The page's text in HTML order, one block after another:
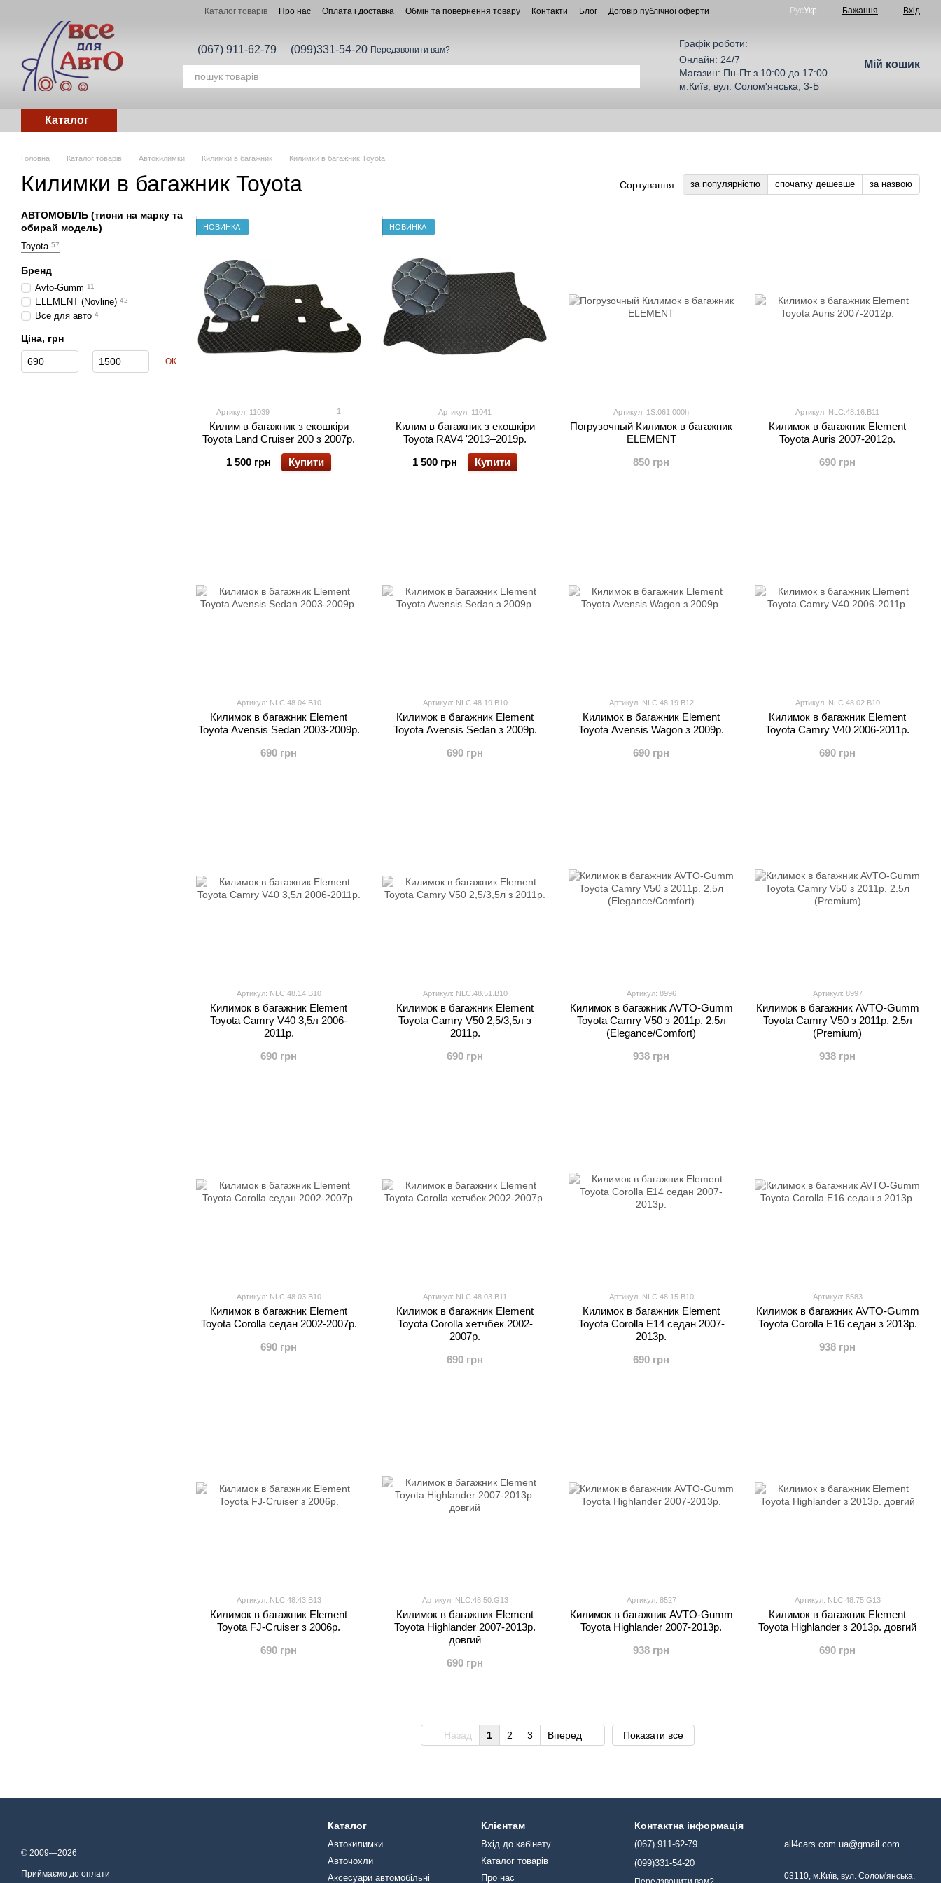
Каталог товарів Про нас Оплата і доставка Обмін та повернення товару Контакти Блог Договір публічної оферти РусУкр Бажання Вхід
(067) 911-62-79 (099)331-54-20 Передзвонити вам?
Графік роботи:
Онлайн: 24/7
Магазин: Пн-Пт з 10:00 до 17:00
м.Київ, вул. Солом'янська, 3-Б
Мій кошик
Каталог
Головна Каталог товарів Автокилимки Килимки в багажник Килимки в багажник Toyota
Килимки в багажник Toyota Сортування: за популярністю спочатку дешевше за назвою
НОВИНКА
Артикул: 11039 1
Килим в багажник з екошкіри
Toyota Land Cruiser 200 з 2007р.
1 500 грн
Купити
НОВИНКА
Артикул: 11041
Килим в багажник з екошкіри
Toyota RAV4 '2013–2019р.
1 500 грн
Купити
Артикул: 1S.061.000h
Погрузочный Килимок в багажник
ELEMENT
850 грн
Артикул: NLC.48.16.B11
Килимок в багажник Element
Toyota Auris 2007-2012р.
690 грн
Артикул: NLC.48.04.B10
Килимок в багажник Element
Toyota Avensis Sedan 2003-2009р.
690 грн
Артикул: NLC.48.19.B10
Килимок в багажник Element
Toyota Avensis Sedan з 2009р.
690 грн
Артикул: NLC.48.19.B12
Килимок в багажник Element
Toyota Avensis Wagon з 2009р.
690 грн
Артикул: NLC.48.02.B10
Килимок в багажник Element
Toyota Camry V40 2006-2011р.
690 грн
Артикул: NLC.48.14.B10
Килимок в багажник Element
Toyota Camry V40 3,5л 2006-
2011р.
690 грн
Артикул: NLC.48.51.B10
Килимок в багажник Element
Toyota Camry V50 2,5/3,5л з
2011р.
690 грн
Артикул: 8996
Килимок в багажник AVTO-Gumm
Toyota Camry V50 з 2011р. 2.5л
(Еlegance/Сomfort)
938 грн
Артикул: 8997
Килимок в багажник AVTO-Gumm
Toyota Camry V50 з 2011р. 2.5л
(Premium)
938 грн
Артикул: NLC.48.03.B10
Килимок в багажник Element
Toyota Corolla седан 2002-2007р.
690 грн
Артикул: NLC.48.03.B11
Килимок в багажник Element
Toyota Corolla хетчбек 2002-
2007р.
690 грн
Артикул: NLC.48.15.B10
Килимок в багажник Element
Toyota Corolla E14 седан 2007-
2013р.
690 грн
Артикул: 8583
Килимок в багажник AVTO-Gumm
Toyota Corolla E16 седан з 2013р.
938 грн
Артикул: NLC.48.43.B13
Килимок в багажник Element
Toyota FJ-Cruiser з 2006р.
690 грн
Артикул: NLC.48.50.G13
Килимок в багажник Element
Toyota Highlander 2007-2013р.
довгий
690 грн
Артикул: 8527
Килимок в багажник AVTO-Gumm
Toyota Highlander 2007-2013р.
938 грн
Артикул: NLC.48.75.G13
Килимок в багажник Element
Toyota Highlander з 2013р. довгий
690 грн
Назад 1 2 3 Вперед Показати все
АВТОМОБІЛЬ (тисни на марку та
обирай модель)
Toyota 57
Бренд
Avto-Gumm 11
ELEMENT (Novline) 42
Все для авто 4
Ціна, грн
Від Ціна, грн
До Ціна, грн ОК
© 2009—2026
Приймаємо до оплати
Каталог
Автокилимки
Авточохли
Аксесуари автомобільні
Клієнтам
Вхід до кабінету
Каталог товарів
Про нас
Контактна інформація
(067) 911-62-79
(099)331-54-20
all4cars.com.ua@gmail.com
03110, м.Київ, вул. Солом'янська,